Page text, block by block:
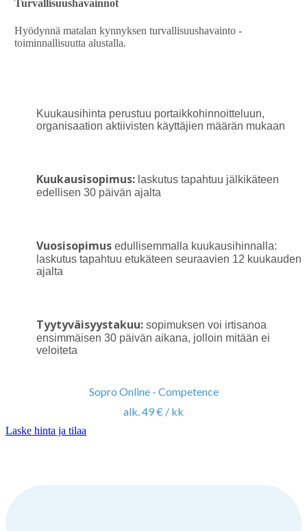
Turvallisuushavainnot
Hyödynnä matalan kynnyksen turvallisuushavainto -
toiminnallisuutta alustalla.
Kuukausihinta perustuu portaikkohinnoitteluun,
organisaation aktiivisten käyttäjien määrän mukaan
Kuukausisopimus:laskutus tapahtuu jälkikäteen
edellisen 30 päivän ajalta
Vuosisopimusedullisemmalla kuukausihinnalla:
laskutus tapahtuu etukäteen seuraavien 12 kuukauden
ajalta
Tyytyväisyystakuu:sopimuksen voi irtisanoa
ensimmäisen 30 päivän aikana, jolloin mitään ei
veloiteta
Sopro Online - Competence
alk. 49 € / kk
Laske hinta ja tilaa